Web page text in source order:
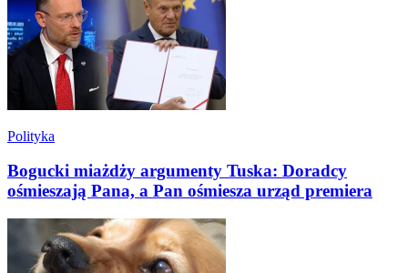
Polityka
Bogucki miażdży argumenty Tuska: Doradcy
ośmieszają Pana, a Pan ośmiesza urząd premiera